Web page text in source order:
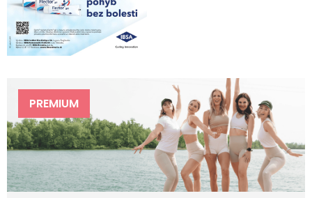
PREMIUM